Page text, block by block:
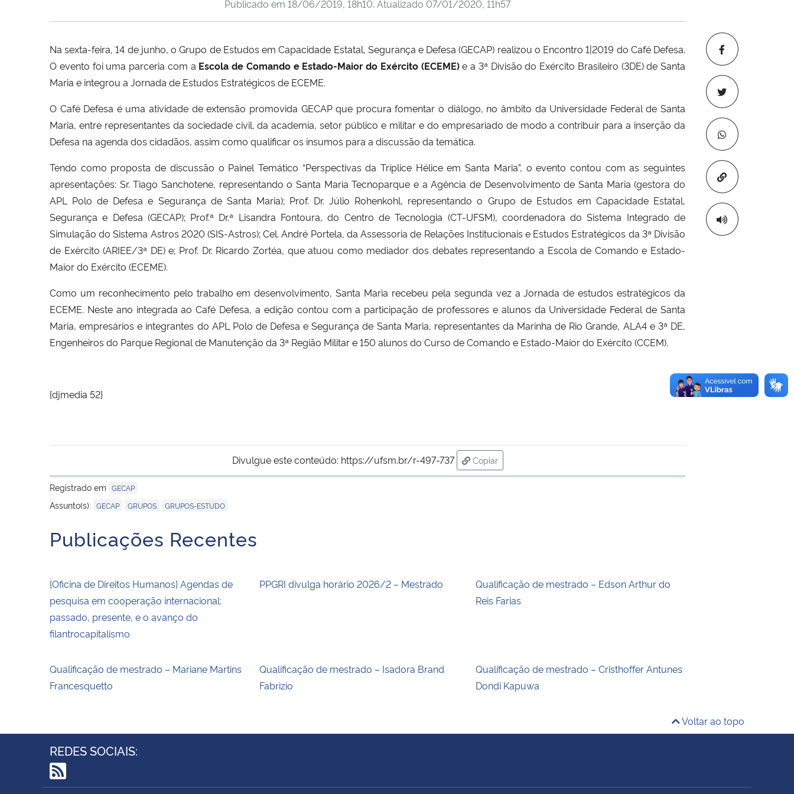
Copiar para
Publicado em 18/06/2019, 18h10. Atualizado 07/01/2020, 11h57
Na sexta-feira, 14 de junho,o Grupo de Estudos em Capacidade Estatal, Segurança e Defesa (GECAP) realizou o Encontro 1|2019 do Café Defesa.
O evento foi uma parceria com a Escola de Comando e Estado-Maior do Exército (ECEME)e a 3ª Divisão do Exército Brasileiro (3DE) de Santa
Maria e integrou a Jornada de Estudos Estratégicos de ECEME.
O Café Defesa é uma atividade de extensão promovida GECAP que procura fomentar o diálogo, no âmbito da Universidade Federal de Santa
Maria, entre representantes da sociedade civil, da academia, setor público e militar e do empresariado de modo a contribuir para a inserção da
Defesa na agenda dos cidadãos, assim como qualificar os insumos para a discussão da temática.
Tendo como proposta de discussão o Painel Temático “Perspectivas da Tríplice Hélice em Santa Maria”, o evento contou com as seguintes
apresentações: Sr. Tiago Sanchotene, representando o Santa Maria Tecnoparque e a Agência de Desenvolvimento de Santa Maria (gestora do
APL Polo de Defesa e Segurança de Santa Maria); Prof. Dr. Júlio Rohenkohl, representando o Grupo de Estudos em Capacidade Estatal,
Segurança e Defesa (GECAP); Prof.ª Dr.ª Lisandra Fontoura, do Centro de Tecnologia (CT-UFSM), coordenadora do Sistema Integrado de
Simulação do Sistema Astros 2020 (SIS-Astros); Cel. André Portela, da Assessoria de Relações Institucionais e Estudos Estratégicos da 3ª Divisão
de Exército (ARIEE/3ª DE) e; Prof. Dr. Ricardo Zortéa, que atuou como mediador dos debates representando a Escola de Comando e Estado-
Maior do Exército (ECEME).
Como um reconhecimento pelo trabalho em desenvolvimento, Santa Maria recebeu pela segunda vez a Jornada de estudos estratégicos da
ECEME. Neste ano integrada ao Café Defesa, a edição contou com a participação de professores e alunos da Universidade Federal de Santa
Maria, empresários e integrantes do APL Polo de Defesa e Segurança de Santa Maria, representantes da Marinha de Rio Grande, ALA4 e 3ª DE,
Engenheiros do Parque Regional de Manutenção da 3ª Região Militar e 150 alunos do Curso de Comando e Estado-Maior do Exército (CCEM).
{djmedia 52}
Divulgue este conteúdo: https://ufsm.br/r-497-737
Copiar
para área de transferência
Registrado em GECAP
Assunto(s): GECAP GRUPOS GRUPOS-ESTUDO
Publicações Recentes
[Oficina de Direitos Humanos] Agendas de
pesquisa em cooperação internacional:
passado, presente, e o avanço do
filantrocapitalismo
PPGRI divulga horário 2026/2 – Mestrado
Qualificação de mestrado – Edson Arthur do
Reis Farias
Qualificação de mestrado – Mariane Martins
Francesquetto
Qualificação de mestrado – Isadora Brand
Fabrizio
Qualificação de mestrado – Cristhoffer Antunes
Dondi Kapuwa
Voltar ao topo
REDES SOCIAIS: